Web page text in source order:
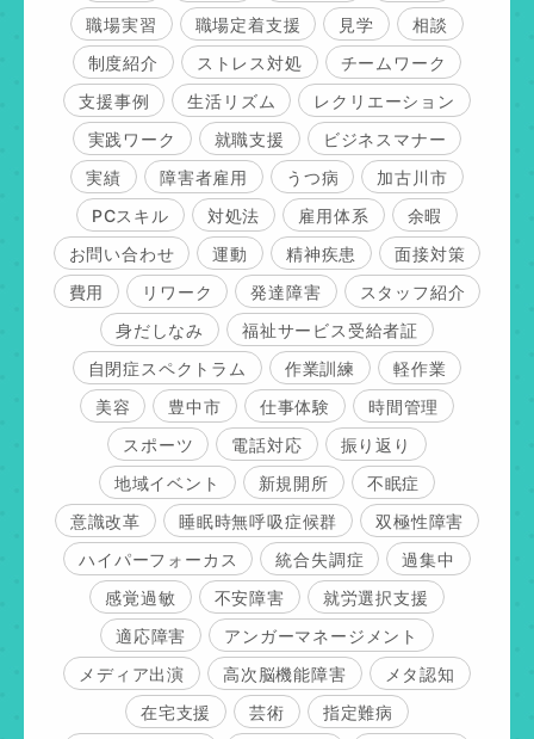
職場実習
職場定着支援 見学
相談
制度紹介
ストレス対処
チームワーク
支援事例
生活リズム
レクリエーション
実践ワーク
就職支援
ビジネスマナー
実績
障害者雇用 うつ病
加古川市
PCスキル
対処法 雇用体系
余暇
お問い合わせ
運動 精神疾患
面接対策
費用
リワーク 発達障害
スタッフ紹介
身だしなみ
福祉サービス受給者証
自閉症スペクトラム
作業訓練
軽作業
美容
豊中市 仕事体験
時間管理
スポーツ
電話対応
振り返り
地域イベント
新規開所
不眠症
意識改革
睡眠時無呼吸症候群
双極性障害
ハイパーフォーカス
統合失調症
過集中
感覚過敏
不安障害
就労選択支援
適応障害
アンガーマネージメント
メディア出演
高次脳機能障害
メタ認知
在宅支援
芸術
指定難病